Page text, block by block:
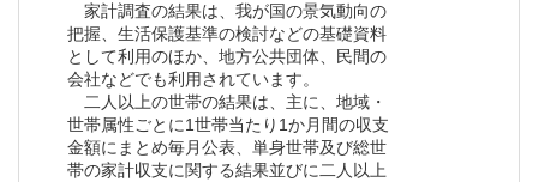
家計調査の結果は、我が国の景気動向の
把握、生活保護基準の検討などの基礎資料
として利用のほか、地方公共団体、民間の
会社などでも利用されています。
二人以上の世帯の結果は、主に、地域・
世帯属性ごとに1世帯当たり1か月間の収支
金額にまとめ毎月公表、単身世帯及び総世
帯の家計収支に関する結果並びに二人以上